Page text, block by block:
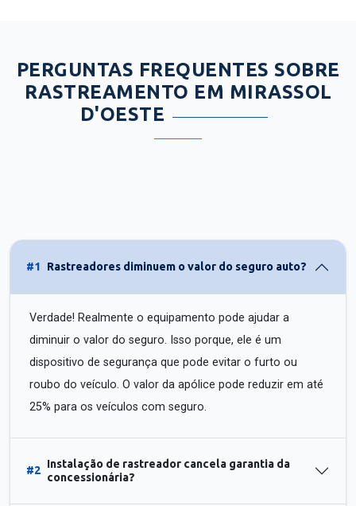
PERGUNTAS FREQUENTES SOBRE
RASTREAMENTO EM MIRASSOL
D'OESTE
#1 Rastreadores diminuem o valor do seguro auto?
Verdade! Realmente o equipamento pode ajudar a
diminuir o valor do seguro. Isso porque, ele é um
dispositivo de segurança que pode evitar o furto ou
roubo do veículo. O valor da apólice pode reduzir em até
25% para os veículos com seguro.
#2
Instalação de rastreador cancela garantia da
concessionária?